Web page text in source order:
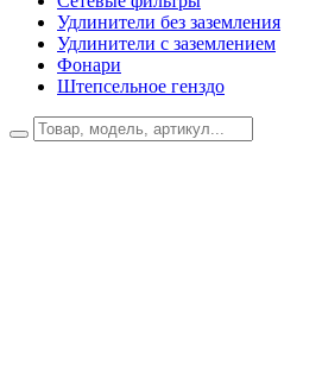
Удлинители без заземления
Удлинители с заземлением
Фонари
Штепсельное генздо